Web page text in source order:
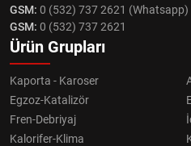
GSM: 0 (532) 737 2621 (Whatsapp)
GSM: 0 (532) 737 2621
Ürün Grupları
Kaporta - Karoser
Egzoz-Katalizör
Fren-Debriyaj
Kalorifer-Klima